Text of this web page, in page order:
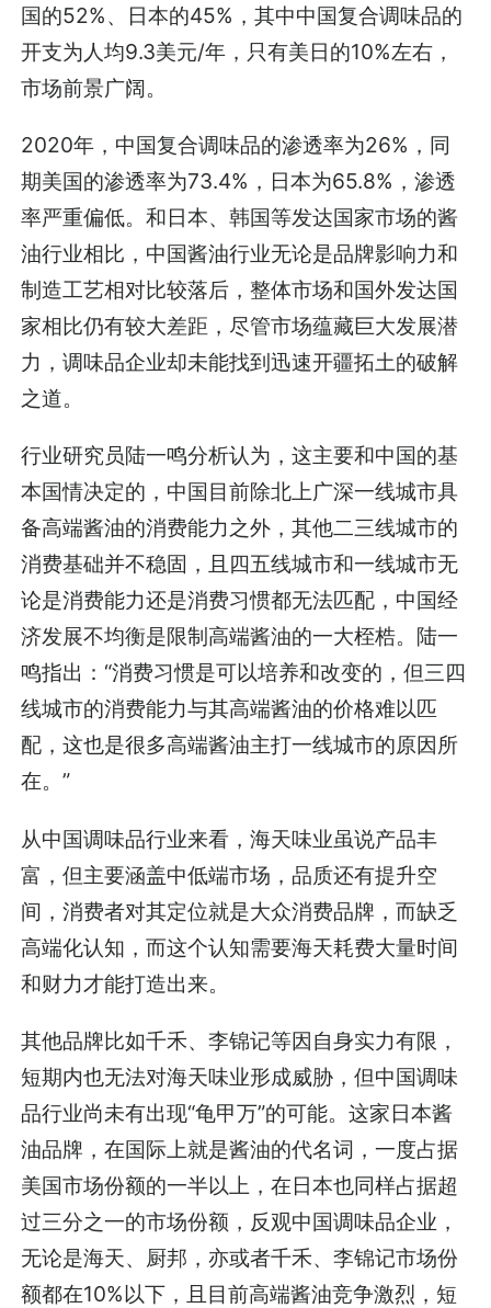
国的52%、日本的45%，其中中国复合调味品的
开支为人均9.3美元/年，只有美日的10%左右，
市场前景广阔。
2020年，中国复合调味品的渗透率为26%，同
期美国的渗透率为73.4%，日本为65.8%，渗透
率严重偏低。和日本、韩国等发达国家市场的酱
油行业相比，中国酱油行业无论是品牌影响力和
制造工艺相对比较落后，整体市场和国外发达国
家相比仍有较大差距，尽管市场蕴藏巨大发展潜
力，调味品企业却未能找到迅速开疆拓土的破解
之道。
行业研究员陆一鸣分析认为，这主要和中国的基
本国情决定的，中国目前除北上广深一线城市具
备高端酱油的消费能力之外，其他二三线城市的
消费基础并不稳固，且四五线城市和一线城市无
论是消费能力还是消费习惯都无法匹配，中国经
济发展不均衡是限制高端酱油的一大桎梏。陆一
鸣指出：“消费习惯是可以培养和改变的，但三四
线城市的消费能力与其高端酱油的价格难以匹
配，这也是很多高端酱油主打一线城市的原因所
在。”
从中国调味品行业来看，海天味业虽说产品丰
富，但主要涵盖中低端市场，品质还有提升空
间，消费者对其定位就是大众消费品牌，而缺乏
高端化认知，而这个认知需要海天耗费大量时间
和财力才能打造出来。
其他品牌比如千禾、李锦记等因自身实力有限，
短期内也无法对海天味业形成威胁，但中国调味
品行业尚未有出现“龟甲万”的可能。这家日本酱
油品牌，在国际上就是酱油的代名词，一度占据
美国市场份额的一半以上，在日本也同样占据超
过三分之一的市场份额，反观中国调味品企业，
无论是海天、厨邦，亦或者千禾、李锦记市场份
额都在10%以下，且目前高端酱油竞争激烈，短